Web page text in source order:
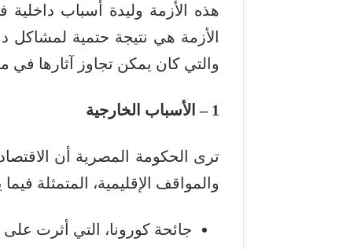
هذه الأزمة وليدة أسباب
الأزمة هي نتيجة حتمية لمشاكل
والتي كان يمكن تجاوز آثارها في
1 – الأسباب الخارجية
ترى الحكومة المصرية أن
والمواقف الإقليمية، المتمثلة
جائحة كورونا، التي أثرت